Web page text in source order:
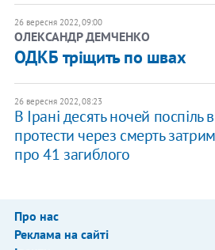
26 вересня 2022, 09:00
ОЛЕКСАНДР ДЕМЧЕНКО
ОДКБ тріщить по швах
26 вересня 2022, 08:23
В Ірані десять ночей поспіль
протести через смерть
про 41 загиблого
Про нас
Реклама на сайті